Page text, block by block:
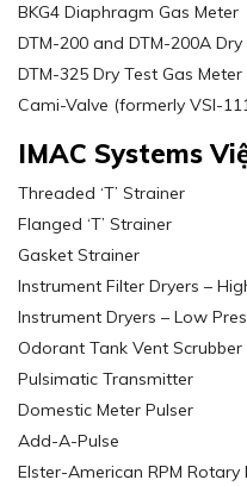
BKG4 Diaphragm Gas Meter
DTM-200 and DTM-200A
DTM-325 Dry Test Gas Meter
Cami-Valve (formerly VSI-
IMAC Systems
Threaded ‘T’ Strainer
Flanged ‘T’ Strainer
Gasket Strainer
Instrument Filter Dryers –
Instrument Dryers – Low
Odorant Tank Vent Scrubber
Pulsimatic Transmitter
Domestic Meter Pulser
Add-A-Pulse
Elster-American RPM Rotary